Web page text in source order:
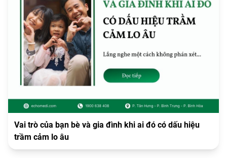
Vai trò của bạn bè và gia đình khi ai đó có dấu hiệu
trầm cảm lo âu